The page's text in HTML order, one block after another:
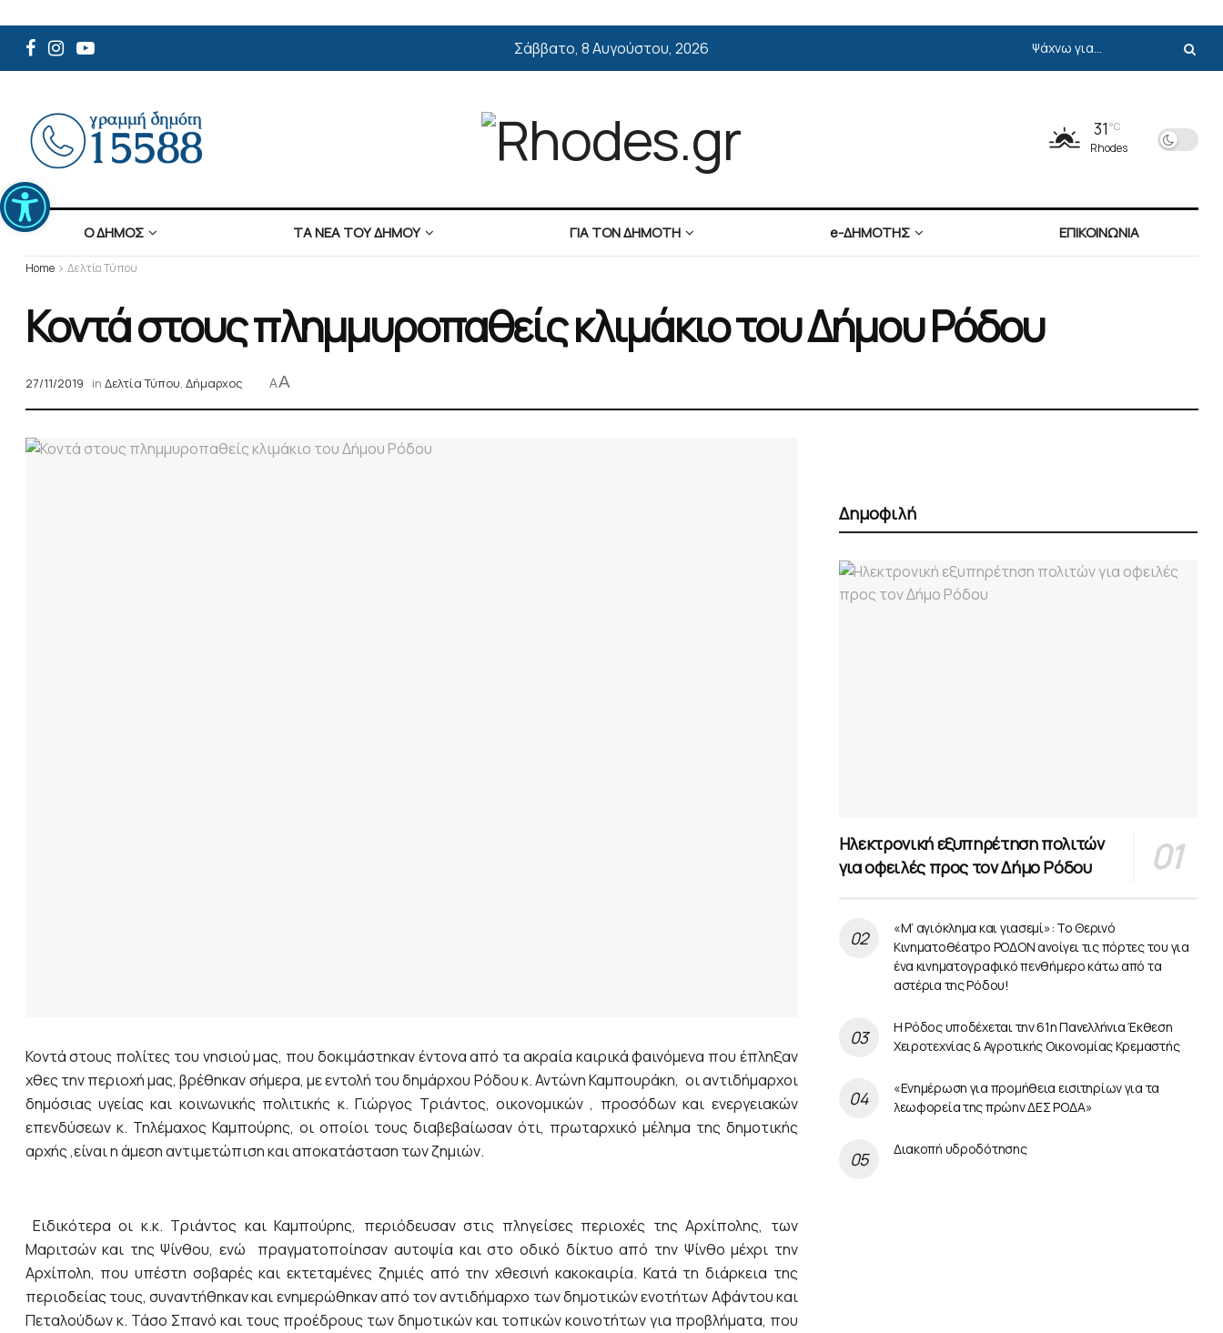
Ανοίξτε τη γραμμή εργαλείων
Σάββατο, 8 Αυγούστου, 2026
31°C
Rhodes
Ο ΔΗΜΟΣ ΤΑ ΝΕΑ ΤΟΥ ΔΗΜΟΥ ΓΙΑ ΤΟΝ ΔΗΜΟΤΗ e-ΔΗΜΟΤΗΣ ΕΠΙΚΟΙΝΩΝΙΑ
Home Δελτία Τύπου
Κοντά στους πλημμυροπαθείς κλιμάκιο του Δήμου Ρόδου
27/11/2019 in Δελτία Τύπου, Δήμαρχος AA
Κοντά στους πολίτες του νησιού μας, που δοκιμάστηκαν έντονα από τα ακραία καιρικά φαινόμενα που έπληξαν
χθες την περιοχή μας, βρέθηκαν σήμερα, με εντολή του δημάρχου Ρόδου κ. Αντώνη Καμπουράκη, οι αντιδήμαρχοι
δημόσιας υγείας και κοινωνικής πολιτικής κ. Γιώργος Τριάντος, οικονομικών , προσόδων και ενεργειακών
επενδύσεων κ. Τηλέμαχος Καμπούρης, οι οποίοι τους διαβεβαίωσαν ότι, πρωταρχικό μέλημα της δημοτικής
αρχής ,είναι η άμεση αντιμετώπιση και αποκατάσταση των ζημιών.
Ειδικότερα οι κ.κ. Τριάντος και Καμπούρης, περιόδευσαν στις πληγείσες περιοχές της Αρχίπολης, των
Μαριτσών και της Ψίνθου, ενώ πραγματοποίησαν αυτοψία και στο οδικό δίκτυο από την Ψίνθο μέχρι την
Αρχίπολη, που υπέστη σοβαρές και εκτεταμένες ζημιές από την χθεσινή κακοκαιρία. Κατά τη διάρκεια της
περιοδείας τους, συναντήθηκαν και ενημερώθηκαν από τον αντιδήμαρχο των δημοτικών ενοτήτων Αφάντου και
Πεταλούδων κ. Τάσο Σπανό και τους προέδρους των δημοτικών και τοπικών κοινοτήτων για προβλήματα, που
Δημοφιλή
Ηλεκτρονική εξυπηρέτηση πολιτών
για οφειλές προς τον Δήμο Ρόδου
«Μ’ αγιόκλημα και γιασεμί»: Το Θερινό
Κινηματοθέατρο ΡΟΔΟΝ ανοίγει τις πόρτες του για
ένα κινηματογραφικό πενθήμερο κάτω από τα
αστέρια της Ρόδου!
Η Ρόδος υποδέχεται την 61η Πανελλήνια Έκθεση
Χειροτεχνίας & Αγροτικής Οικονομίας Κρεμαστής
«Ενημέρωση για προμήθεια εισιτηρίων για τα
λεωφορεία της πρώην ΔΕΣ ΡΟΔΑ»
Διακοπή υδροδότησης